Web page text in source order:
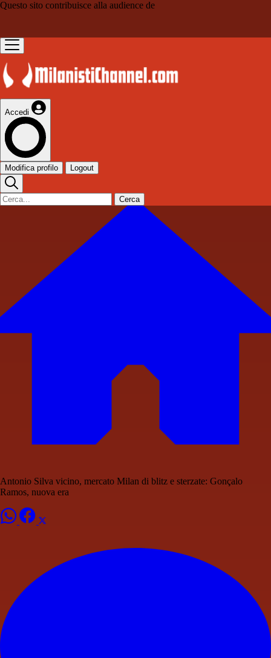
Questo sito contribuisce alla audience de
Accedi
Modifica profilo Logout
Cerca
Antonio Silva vicino, mercato Milan di blitz e sterzate: Gonçalo
Ramos, nuova era